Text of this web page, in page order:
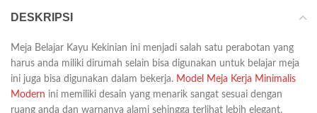
DESKRIPSI
Meja Belajar Kayu Kekinian ini menjadi salah satu perabotan yang
harus anda miliki dirumah selain bisa digunakan untuk belajar meja
ini juga bisa digunakan dalam bekerja. Model Meja Kerja Minimalis
Modern ini memiliki desain yang menarik sangat sesuai dengan
ruang anda dan warnanya alami sehingga terlihat lebih elegant.